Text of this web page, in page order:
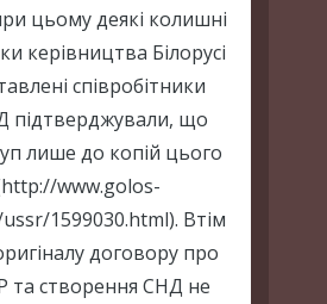
цьому деякі колишні
керівництва Білорусі
співробітники
підтверджували, що
лише до копій цього
www.golos-
1599030.html). Втім
договору про
та створення СНД не